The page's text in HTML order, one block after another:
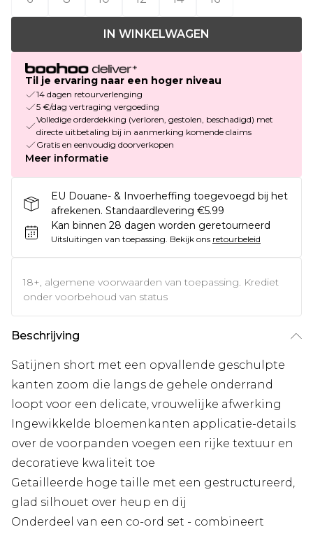
IN WINKELWAGEN
Til je ervaring naar een hoger niveau
14 dagen retourverlenging
5 €/dag vertraging vergoeding
Volledige orderdekking (verloren, gestolen, beschadigd) met
directe uitbetaling bij in aanmerking komende claims
Gratis en eenvoudig doorverkopen
Meer informatie
EU Douane- & Invoerheffing toegevoegd bij het
afrekenen. Standaardlevering €5.99
Kan binnen 28 dagen worden geretourneerd
Uitsluitingen van toepassing. Bekijk ons retourbeleid
18+, algemene voorwaarden van toepassing. Krediet
onder voorbehoud van status
Beschrijving
Satijnen short met een opvallende geschulpte
kanten zoom die langs de gehele onderrand
loopt voor een delicate, vrouwelijke afwerking
Ingewikkelde bloemenkanten applicatie-details
over de voorpanden voegen een rijke textuur en
decoratieve kwaliteit toe
Getailleerde hoge taille met een gestructureerd,
glad silhouet over heup en dij
Onderdeel van een co-ord set - combineert